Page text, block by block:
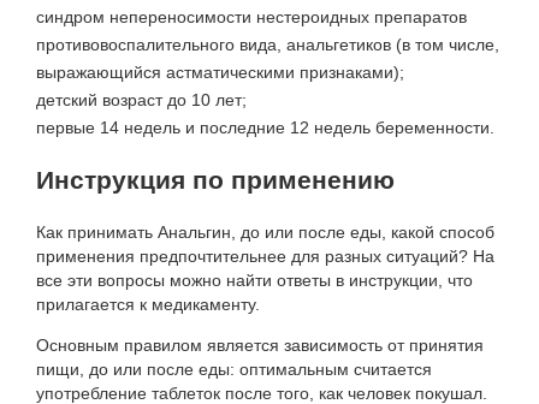
синдром непереносимости нестероидных препаратов
противовоспалительного вида, анальгетиков (в том числе,
выражающийся астматическими признаками);
детский возраст до 10 лет;
первые 14 недель и последние 12 недель беременности.
Инструкция по применению
Как принимать Анальгин, до или после еды, какой способ
применения предпочтительнее для разных ситуаций? На
все эти вопросы можно найти ответы в инструкции, что
прилагается к медикаменту.
Основным правилом является зависимость от принятия
пищи, до или после еды: оптимальным считается
употребление таблеток после того, как человек покушал.